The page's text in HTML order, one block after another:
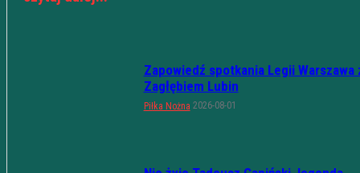
Zapowiedź spotkania Legii Warszawa
Zagłębiem Lubin
Piłka Nożna 2026-08-01